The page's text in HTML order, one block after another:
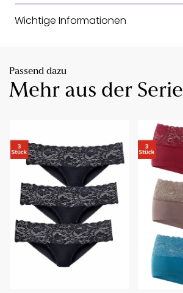
Wichtige Informationen
Passend dazu
Mehr aus der Serie